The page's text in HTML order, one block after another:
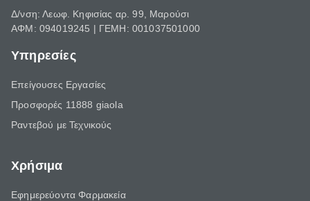
Δ/νση: Λεωφ. Κηφισίας αρ. 99, Μαρούσι
ΑΦΜ: 094019245 | ΓΕΜΗ: 001037501000
Υπηρεσίες
Επείγουσες Εργασίες
Προσφορές 11888 giaola
Ραντεβού με Τεχνικούς
Χρήσιμα
Εφημερεύοντα Φαρμακεία